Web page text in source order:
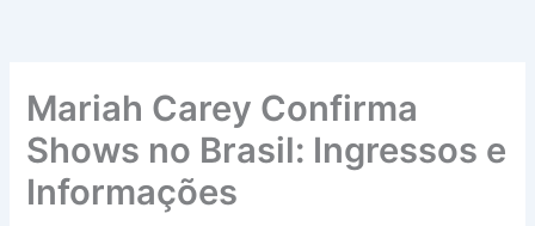
Mariah Carey Confirma
Shows no Brasil: Ingressos e
Informações